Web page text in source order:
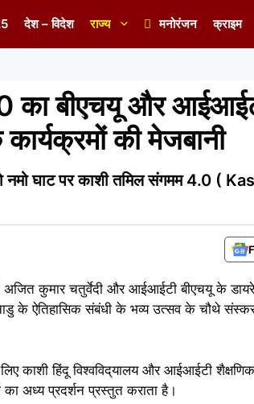
देश – विदेश राज्य मनोरंजन क्राइम
बीएचयू और
की मेजबानी
नमो घाट पर काशी तमिल संगमम 4.0 (
कुमार चतुर्वेदी और आईआईटी बीएचयू के
के ऐतिहासिक संबंधी के भव्य उत्सव के चौथे
काशी हिंदू विश्वविद्‌यालय और आईआईटी
अध्य प्रदर्शन प्रस्तुत कराता है।